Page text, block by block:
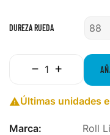
DUREZA RUEDA
Últimas unidades
Marca:
Roll